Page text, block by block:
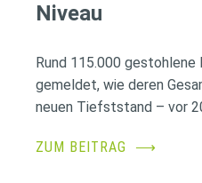
Niveau
Rund 115.000 gestohlene
gemeldet, wie deren
neuen Tiefststand – vor
ZUM BEITRAG ⟶